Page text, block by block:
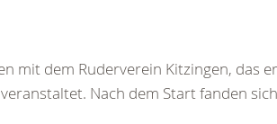
mit dem Ruderverein Kitzingen, das
Nach dem Start fanden